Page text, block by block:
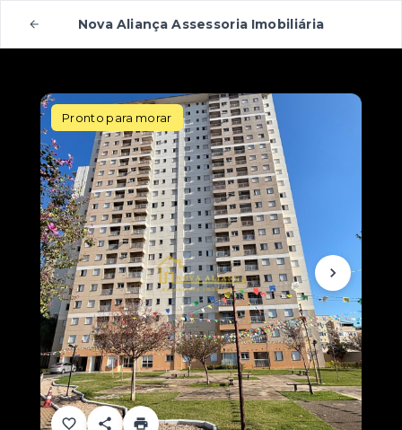
Nova Aliança Assessoria Imobiliária
Pronto para morar